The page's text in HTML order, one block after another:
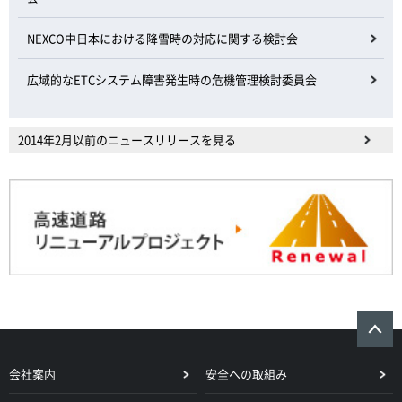
NEXCO中日本における降雪時の対応に関する検討会
広域的なETCシステム障害発生時の危機管理検討委員会
2014年2月以前のニュースリリースを見る
会社案内 安全への取組み